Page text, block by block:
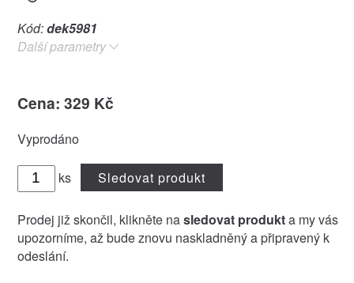
Kód:dek5981
Další parametry
Cena: 329 Kč
Vyprodáno
ks Sledovat produkt
Prodej již skončil, klikněte nasledovat produkta my vás
upozorníme, až bude znovu naskladněný a připravený k
odeslání.